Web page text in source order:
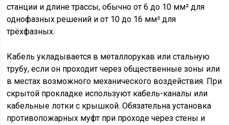
станции и длине трассы, обычно от 6 до 10 мм² для
однофазных решений и от 10 до 16 мм² для
трёхфазных.
Кабель укладывается в металлорукав или стальную
трубу, если он проходит через общественные зоны или
в местах возможного механического воздействия. При
скрытой прокладке используют кабель-каналы или
кабельные лотки с крышкой. Обязательна установка
противопожарных муфт при проходе через стены и